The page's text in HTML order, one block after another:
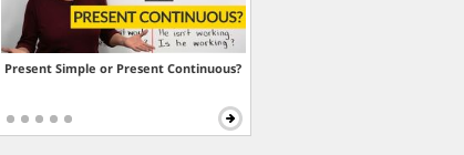
Present Simple or Present Continuous?